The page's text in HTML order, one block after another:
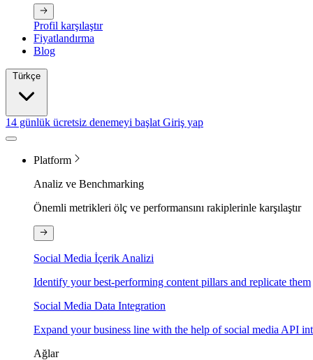
Profil karşılaştır
Fiyatlandırma
Blog
14 günlük ücretsiz denemeyi başlat Giriş yap
Platform
Analiz ve Benchmarking
Önemli metrikleri ölç ve performansını rakiplerinle karşılaştır
Social Media İçerik Analizi
Identify your best-performing content pillars and replicate them
Social Media Data Integration
Expand your business line with the help of social media API
Ağlar